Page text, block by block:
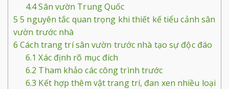
4.4Sân vườn Trung Quốc
5 5 nguyên tắc quan trọng khi thiết kế tiểu cảnh sân
vườn trước nhà
6 Cách trang trí sân vườn trước nhà tạo sự độc đáo
6.1 Xác định rõ mục đích
6.2 Tham khảo các công trình trước
6.3 Kết hợp thêm vật trang trí, đan xen nhiều loại